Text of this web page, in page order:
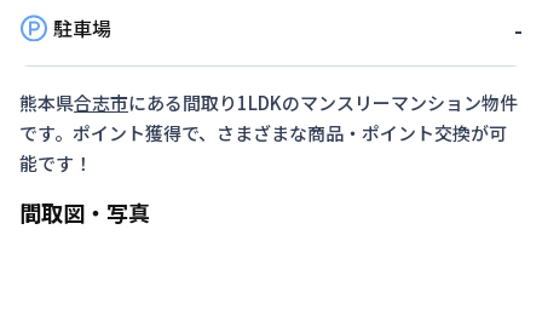
駐車場 -
熊本県合志市にある間取り1LDKのマンスリーマンション物件
です。ポイント獲得で、さまざまな商品・ポイント交換が可
能です！
間取図・写真